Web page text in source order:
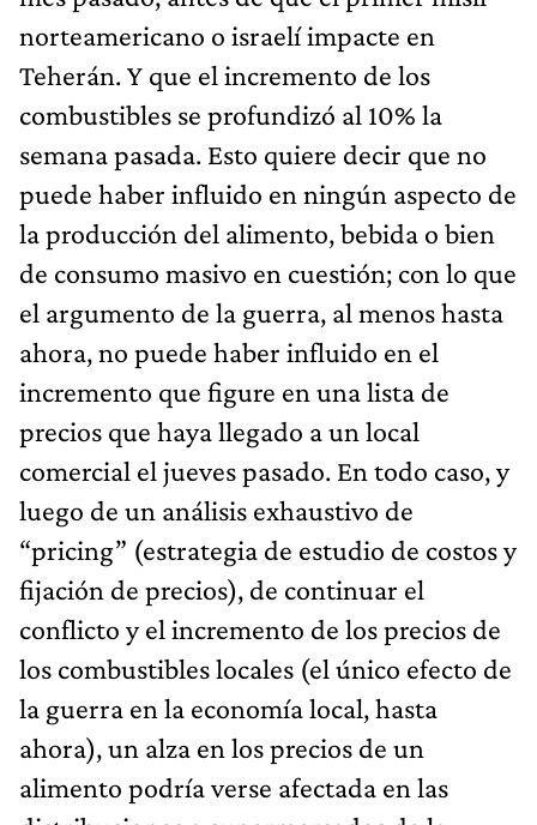
norteamericano o israelí impacte en
Teherán. Y que el incremento de los
combustibles se profundizó al 10% la
semana pasada. Esto quiere decir que no
puede haber influido en ningún aspecto de
la producción del alimento, bebida o bien
de consumo masivo en cuestión; con lo que
el argumento de la guerra, al menos hasta
ahora, no puede haber influido en el
incremento que figure en una lista de
precios que haya llegado a un local
comercial el jueves pasado. En todo caso, y
luego de un análisis exhaustivo de
“pricing” (estrategia de estudio de costos y
fijación de precios), de continuar el
conflicto y el incremento de los precios de
los combustibles locales (el único efecto de
la guerra en la economía local, hasta
ahora), un alza en los precios de un
alimento podría verse afectada en las